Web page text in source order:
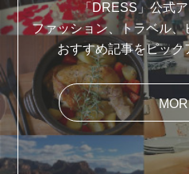
「DRESS」公式
ファッション、トラベル
おすすめ記事をピッ